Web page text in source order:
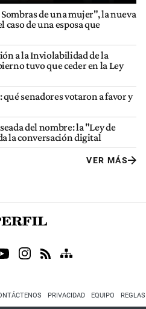
de una mujer", la nueva
de una esposa que
a la Inviolabilidad de la
tuvo que ceder en la Ley
qué senadores votaron a favor y
del nombre: la "Ley de
la conversación digital
VER MÁS
PRIVACIDAD EQUIPO